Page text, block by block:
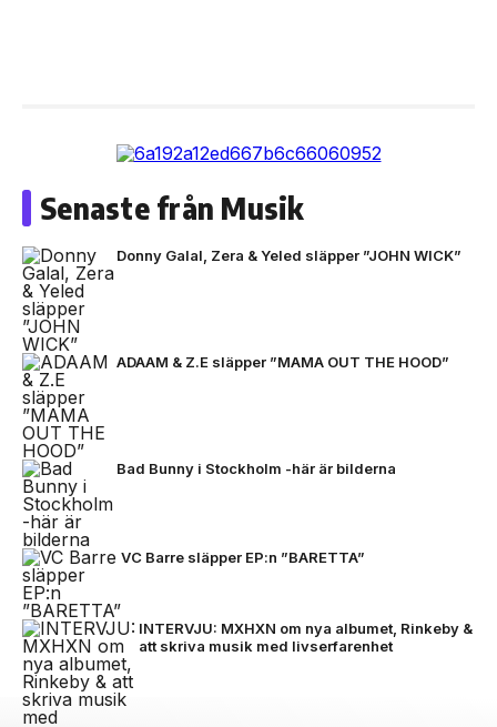
Senaste från Musik
Donny Galal, Zera & Yeled släpper ”JOHN WICK”
ADAAM & Z.E släpper ”MAMA OUT THE HOOD”
Bad Bunny i Stockholm -här är bilderna
VC Barre släpper EP:n ”BARETTA”
INTERVJU: MXHXN om nya albumet, Rinkeby &
att skriva musik med livserfarenhet